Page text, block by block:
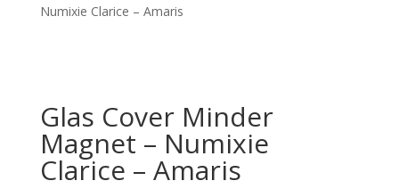
Numixie Clarice – Amaris
Glas Cover Minder
Magnet – Numixie
Clarice – Amaris